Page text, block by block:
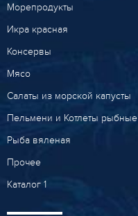
Морепродукты
Икра красная
Консервы
Мясо
Салаты из морской капусты
Пельмени и Котлеты рыбные
Рыба вяленая
Прочее
Каталог 1